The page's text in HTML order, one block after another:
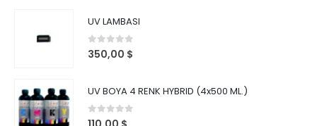
UV LAMBASI
0out of 5
350,00 $
UV BOYA 4 RENK HYBRID (4x500 ML.)
0out of 5